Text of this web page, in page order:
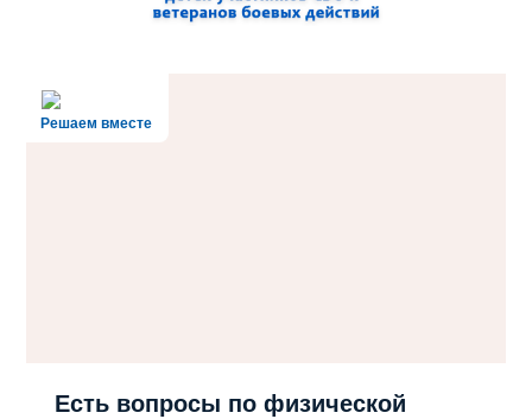
Решаем вместе
Есть вопросы по физической